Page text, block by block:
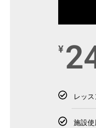
¥
レッス
施設使